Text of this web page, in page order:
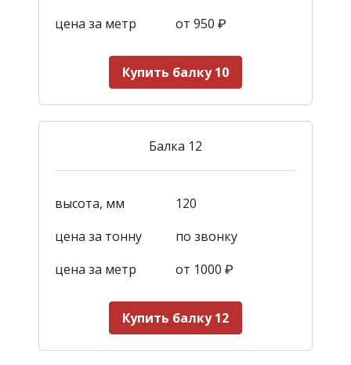
цена за метр
от 950 ₽
Купить балку 10
Балка 12
высота, мм
120
цена за тонну
по звонку
цена за метр
от 1000 ₽
Купить балку 12